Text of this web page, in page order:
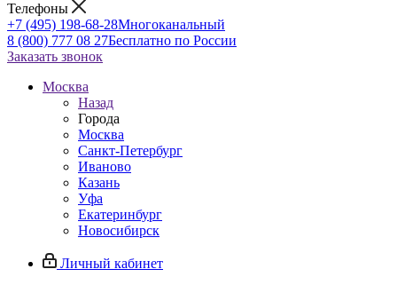
Телефоны
+7 (495) 198-68-28Многоканальный
8 (800) 777 08 27Бесплатно по России
Заказать звонок
Москва
Назад
Города
Москва
Санкт-Петербург
Иваново
Казань
Уфа
Екатеринбург
Новосибирск
Личный кабинет